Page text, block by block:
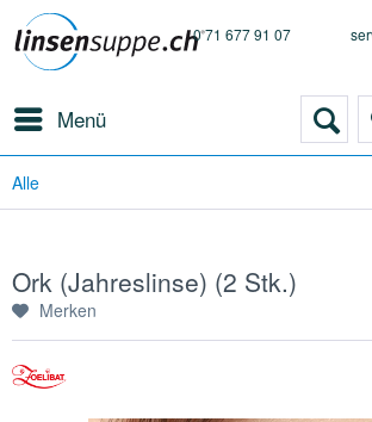
0 71 677 91 07
Menü
Alle
Ork (Jahreslinse) (2 Stk.)
Merken